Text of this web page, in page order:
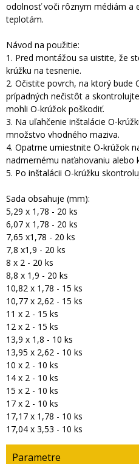
odolnosť voči rôznym médiám a
teplotám.
Návod na použitie:
1. Pred montážou sa uistite, že
krúžku na tesnenie.
2. Očistite povrch, na ktorý bude
prípadných nečistôt a
mohli O-krúžok poškodiť.
3. Na uľahčenie inštalácie O-
množstvo vhodného maziva.
4. Opatrne umiestnite O-krúžok
nadmernému naťahovaniu alebo
5. Po inštalácii O-krúžku
Sada obsahuje (mm):
5,29 x 1,78 - 20 ks
6,07 x 1,78 - 20 ks
7,65 x1,78 - 20 ks
7,8 x1,9 - 20 ks
8 x 2 - 20 ks
8,8 x 1,9 - 20 ks
10,82 x 1,78 - 15 ks
10,77 x 2,62 - 15 ks
11 x 2 - 15 ks
12 x 2 - 15 ks
13,9 x 1,8 - 10 ks
13,95 x 2,62 - 10 ks
10 x 2 - 10 ks
14 x 2 - 10 ks
15 x 2 - 10 ks
17 x 2 - 10 ks
17,17 x 1,78 - 10 ks
17,04 x 3,53 - 10 ks
Parametre